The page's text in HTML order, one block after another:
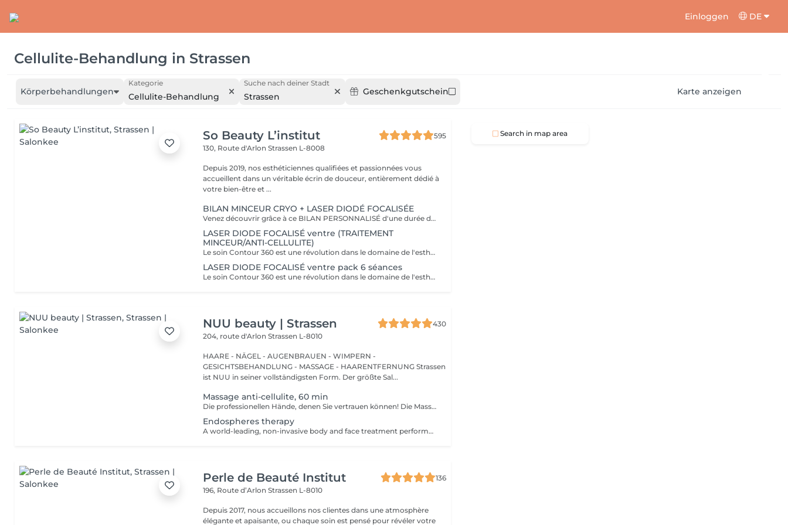
Einloggen DE
Cellulite-Behandlung in Strassen
Körperbehandlungen
Kategorie
Cellulite-Behandlung
Suche nach deiner Stadt
Strassen Geschenkgutschein Karte anzeigen
So Beauty L’institut
595
130, Route d'ArlonStrassen L-8008
Depuis 2019, nos esthéticiennes qualifiées et passionnées vous
accueillent dans un véritable écrin de douceur, entièrement dédié à
votre bien-être et ...
BILAN MINCEUR CRYO + LASER DIODÉ FOCALISÉE
Venez découvrir grâce à ce BILAN PERSONNALISÉ d'une durée de 1h la formule la plus adapté pour vous afin d'atteindre vos objectifs ! Le soin Contour 360 est une révolution dans le domaine de l'esthétique corporelle. Si vous cherchez à affiner votre silhouette sans recourir à des interventions chirurgicales invasives, ce traitement est idéal ! Pourquoi opter pour le soin Contour 360 ? La technologie Contour 360 est adaptée à tous les types de peau et à diverses zones du corps. Que ce soit pour le ventre, les poignées d'amour, les cuisses ou les bras. Ce dispositif de body contouring combine trois traitements en un : la cryolipolyse augmentée, le laser diode focalisé et le palper-rouler mécanique. La cryolipolyse détruit les cellules adipeuses grâce à un froid intense, tandis que le laser diode stimule la production de collagène et l'élimination des triglycérides. Le palper-rouler mécanique améliore la circulation sanguine et lymphatique, combattant ainsi la rétention d'eau et la cellulite. Cette synergie permet des résultats visibles dès la première séance.
LASER DIODE FOCALISÉ ventre (TRAITEMENT
MINCEUR/ANTI-CELLULITE)
Le soin Contour 360 est une révolution dans le domaine de l'esthétique corporelle. Si vous cherchez à affiner votre silhouette sans recourir à des interventions chirurgicales invasives, ce traitement est idéal! Contour 360 ne se contente pas de réduire les graisses, elle améliore également la fermeté et la texture de la peau. Grâce à l'association du laser diode focalisé et du palper-rouler mécanique, la technologie stimule la production naturelle de collagène et d'élastine, deux composants essentiels pour une peau ferme et élastique. Le laser chauffe doucement les tissus, favorisant ainsi l'élimination des graisses et la tonicité de la peau. Le palper-rouler, quant à lui, reproduit un massage efficace, réduisant la cellulite et améliorant l'aspect général de la peau pour une silhouette redessinée et harmonieuse.
LASER DIODE FOCALISÉ ventre pack 6 séances
Le soin Contour 360 est une révolution dans le domaine de l'esthétique corporelle. Si vous cherchez à affiner votre silhouette sans recourir à des interventions chirurgicales invasives, ce traitement est idéal! Contour 360 ne se contente pas de réduire les graisses, elle améliore également la fermeté et la texture de la peau. Grâce à l'association du laser diode focalisé et du palper-rouler mécanique, la technologie stimule la production naturelle de collagène et d'élastine, deux composants essentiels pour une peau ferme et élastique. Le laser chauffe doucement les tissus, favorisant ainsi l'élimination des graisses et la tonicité de la peau. Le palper-rouler, quant à lui, reproduit un massage efficace, réduisant la cellulite et améliorant l'aspect général de la peau pour une silhouette redessinée et harmonieuse.
NUU beauty | Strassen
430
204, route d'ArlonStrassen L-8010
HAARE - NÄGEL - AUGENBRAUEN - WIMPERN -
GESICHTSBEHANDLUNG - MASSAGE - HAARENTFERNUNG Strassen
ist NUU in seiner vollständigsten Form. Der größte Sal...
Massage anti-cellulite, 60 min
Die professionellen Hände, denen Sie vertrauen können! Die Massage ist die Praxis des Knetens oder Manipulierens der Muskeln und anderer Weichteile einer Person, um Stress zu reduzieren, Muskelschmerzen zu lindern, die Entspannung zu fördern und die Funktion des Immunsystems zu verbessern. Vorteile einer Anti-Cellulite-Massage: - verbessert die Durchblutung - beseitigt Stauungen in der Haut - aktiviert Stoffwechselprozesse in Zellen und Geweben - Muskeln und Gewebe werden mit Sauerstoff und Mineralien versorgt - die Haut wird glatt und elastisch Wie wird eine Anti-Cellulite-Massage durchgeführt? - der Rücken wird massiert - Arme werden massiert - Beine werden massiert - der Bauch wird massiert Altersbeschränkungen: empfohlen ab 16 Jahren. Empfehlungen nach dem Eingriff: nach dem Eingriff 2-3 Stunden keinen Sport und plötzliche Bewegungen machen. Frequenz: 2-3 Mal pro Woche, insgesamt 10 Mal. Wiederholen Sie den Eingriff alle 3-6 Monate.
Endospheres therapy
A world-leading, non-invasive body and face treatment performed using the original 3rd-generation Endospheres® technology one of the most advanced solutions on the market for sculpting, drainage, and skin firming. This Italian medical technology combines microvibration, deep lymphatic drainage, and muscle stimulation to deliver visible results from the very first session. Why Endospheres® at NUU: Original 3rd-generation Endospheres® device · Authentic Italian technology · Instant lightness, firmness, and contouring · Safe, natural, and highly effective · No downtime Key benefits: Reduces cellulite and water retention Improves blood and lymphatic circulation Firms and tightens the skin Relieves muscle tension and heaviness Stimulates collagen and natural glow A.F.T. (Abdominal Fat Treatment) Advanced thermal and vacuum technology designed to activate fat metabolism, enhance lymphatic drainage, and sculpt the abdominal area safely and comfortably. Recommended from: 18+ Post-care: No downtime Frequency: Course recommended for optimal results Results are visible and progressive with regular sessions.
Perle de Beauté Institut
136
196, Route d’ArlonStrassen L-8010
Depuis 2017, nous accueillons nos clientes dans une atmosphère
élégante et apaisante, ou chaque soin est pensé pour révéler votre
Search in map area